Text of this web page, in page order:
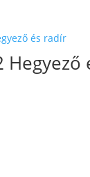
Hegyező